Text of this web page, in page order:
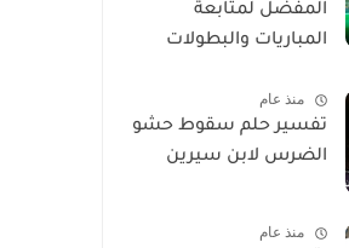
المفضل لمتابعة
المباريات والبطولات
منذ عام
تفسير حلم سقوط حشو
الضرس لابن سيرين
منذ عام